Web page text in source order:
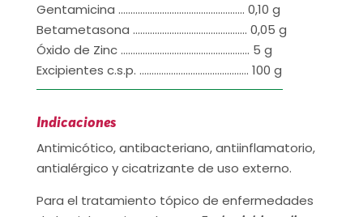
Gentamicina ……………………………………………. 0,10 g
Betametasona ……………………………………….. 0,05 g
Óxido de Zinc …………………………………………….. 5 g
Excipientes c.s.p. ……………………………………… 100 g
Indicaciones
Antimicótico, antibacteriano, antiinflamatorio,
antialérgico y cicatrizante de uso externo.
Para el tratamiento tópico de enfermedades